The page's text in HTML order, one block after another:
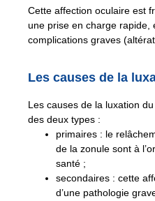
Cette affection oculaire est
une prise en charge rapide,
complications graves
Les causes de la
Les causes de la luxation
des deux types :
primaires : le
de la zonule sont à
santé ;
secondaires : cette
d’une pathologie